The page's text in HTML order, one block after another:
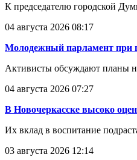
К председателю городской
04 августа 2026 08:17
Молодежный парламент при
Активисты обсуждают планы
04 августа 2026 07:27
В Новочеркасске высоко
Их вклад в воспитание
03 августа 2026 12:14